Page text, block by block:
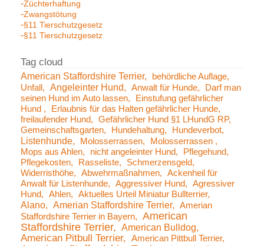
Züchterhaftung
Zwangstötung
§11 Tierschutzgesetz
§11 Tierschutzgesetz
American Staffordshire Terrier
behördliche Auflage
Unfall
Angeleinter Hund Anwalt für Hunde
Darf man
seinen Hund im Auto lassen
Einstufung gefährlicher
Hund
Erlaubnis für das Halten gefährlicher Hunde
freilaufender Hund
Gefährlicher Hund §1 LHundG RP
Gemeinschaftsgarten
Hundehaltung Hundeverbot
Listenhunde Molosserrassen
Molosserrassen
Mops aus Ahlen
nicht angeleinter Hund
Pflegehund
Pflegekosten
Rasseliste
Schmerzensgeld
Widerristhöhe
Abwehrmaßnahmen
Ackenheil für
Anwalt für Listenhunde
Aggressiver Hund
Agressiver
Hund
Ahlen Aktuelles Urteil Miniatur Bullterrier
Alano Amerian Staffordshire Terrier
Amerian
Staffordshire Terrier in Bayern
American
Staffordshire Terrier
American Bulldog
American Pitbull Terrier American Pittbull Terrier